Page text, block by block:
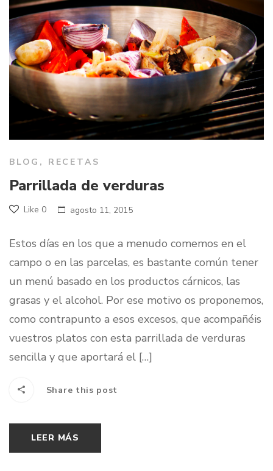
BLOG , RECETAS
Parrillada de verduras
Like 0 agosto 11, 2015
Estos días en los que a menudo comemos en el
campo o en las parcelas, es bastante común tener
un menú basado en los productos cárnicos, las
grasas y el alcohol. Por ese motivo os proponemos,
como contrapunto a esos excesos, que acompañéis
vuestros platos con esta parrillada de verduras
sencilla y que aportará el […]
LEER MÁS
Share this post